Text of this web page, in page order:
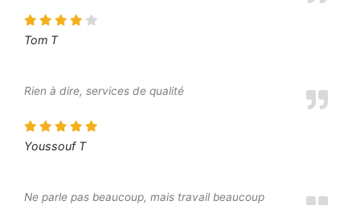
Tom T
Rien à dire, services de qualité
Youssouf T
Ne parle pas beaucoup, mais travail beaucoup